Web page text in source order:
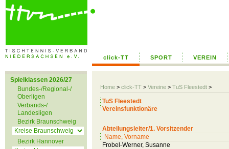
click-TT SPORT VEREIN
Home > click-TT > Vereine > TuS Fleestedt >
Spielklassen 2026/27
Bundes-/Regional-/
Oberligen
Verbands-/
Landesligen
Bezirk Braunschweig
Bezirk Hannover
TuS Fleestedt
Vereinsfunktionäre
Abteilungsleiter/1. Vorsitzender
Name, Vorname
Frobel-Werner, Susanne